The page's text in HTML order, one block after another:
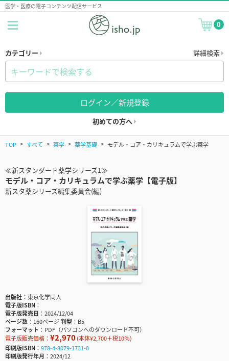
医学・医療の電子コンテンツ配信サービス
0
カテゴリー 詳細検索
ログイン／新規登録
初めての方へ
TOP すべて 薬学 薬学基礎 モデル・コア・カリキュラムで学ぶ薬学
≪新スタンダード薬学シリーズ1≫
モデル・コア・カリキュラムで学ぶ薬学【電子版】
新スタ薬シリーズ編集委員会(編)
出版社
東京化学同人
電子版ISBN
電子版発売日
2024/12/04
ページ数
160ページ判型
B5
フォーマット
PDF（パソコンへのダウンロード不可）
電子版販売価格： ¥2,970(本体¥2,700＋税10％)
印刷版ISBN
978-4-8079-1731-0
印刷版発行年月
2024/12